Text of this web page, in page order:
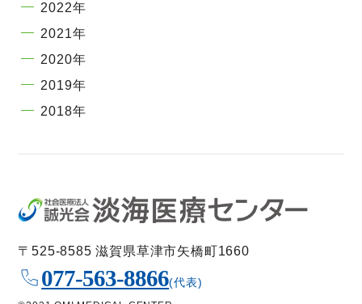
2022年
2021年
2020年
2019年
2018年
〒525-8585 滋賀県草津市矢橋町1660
077-563-8866(代表)